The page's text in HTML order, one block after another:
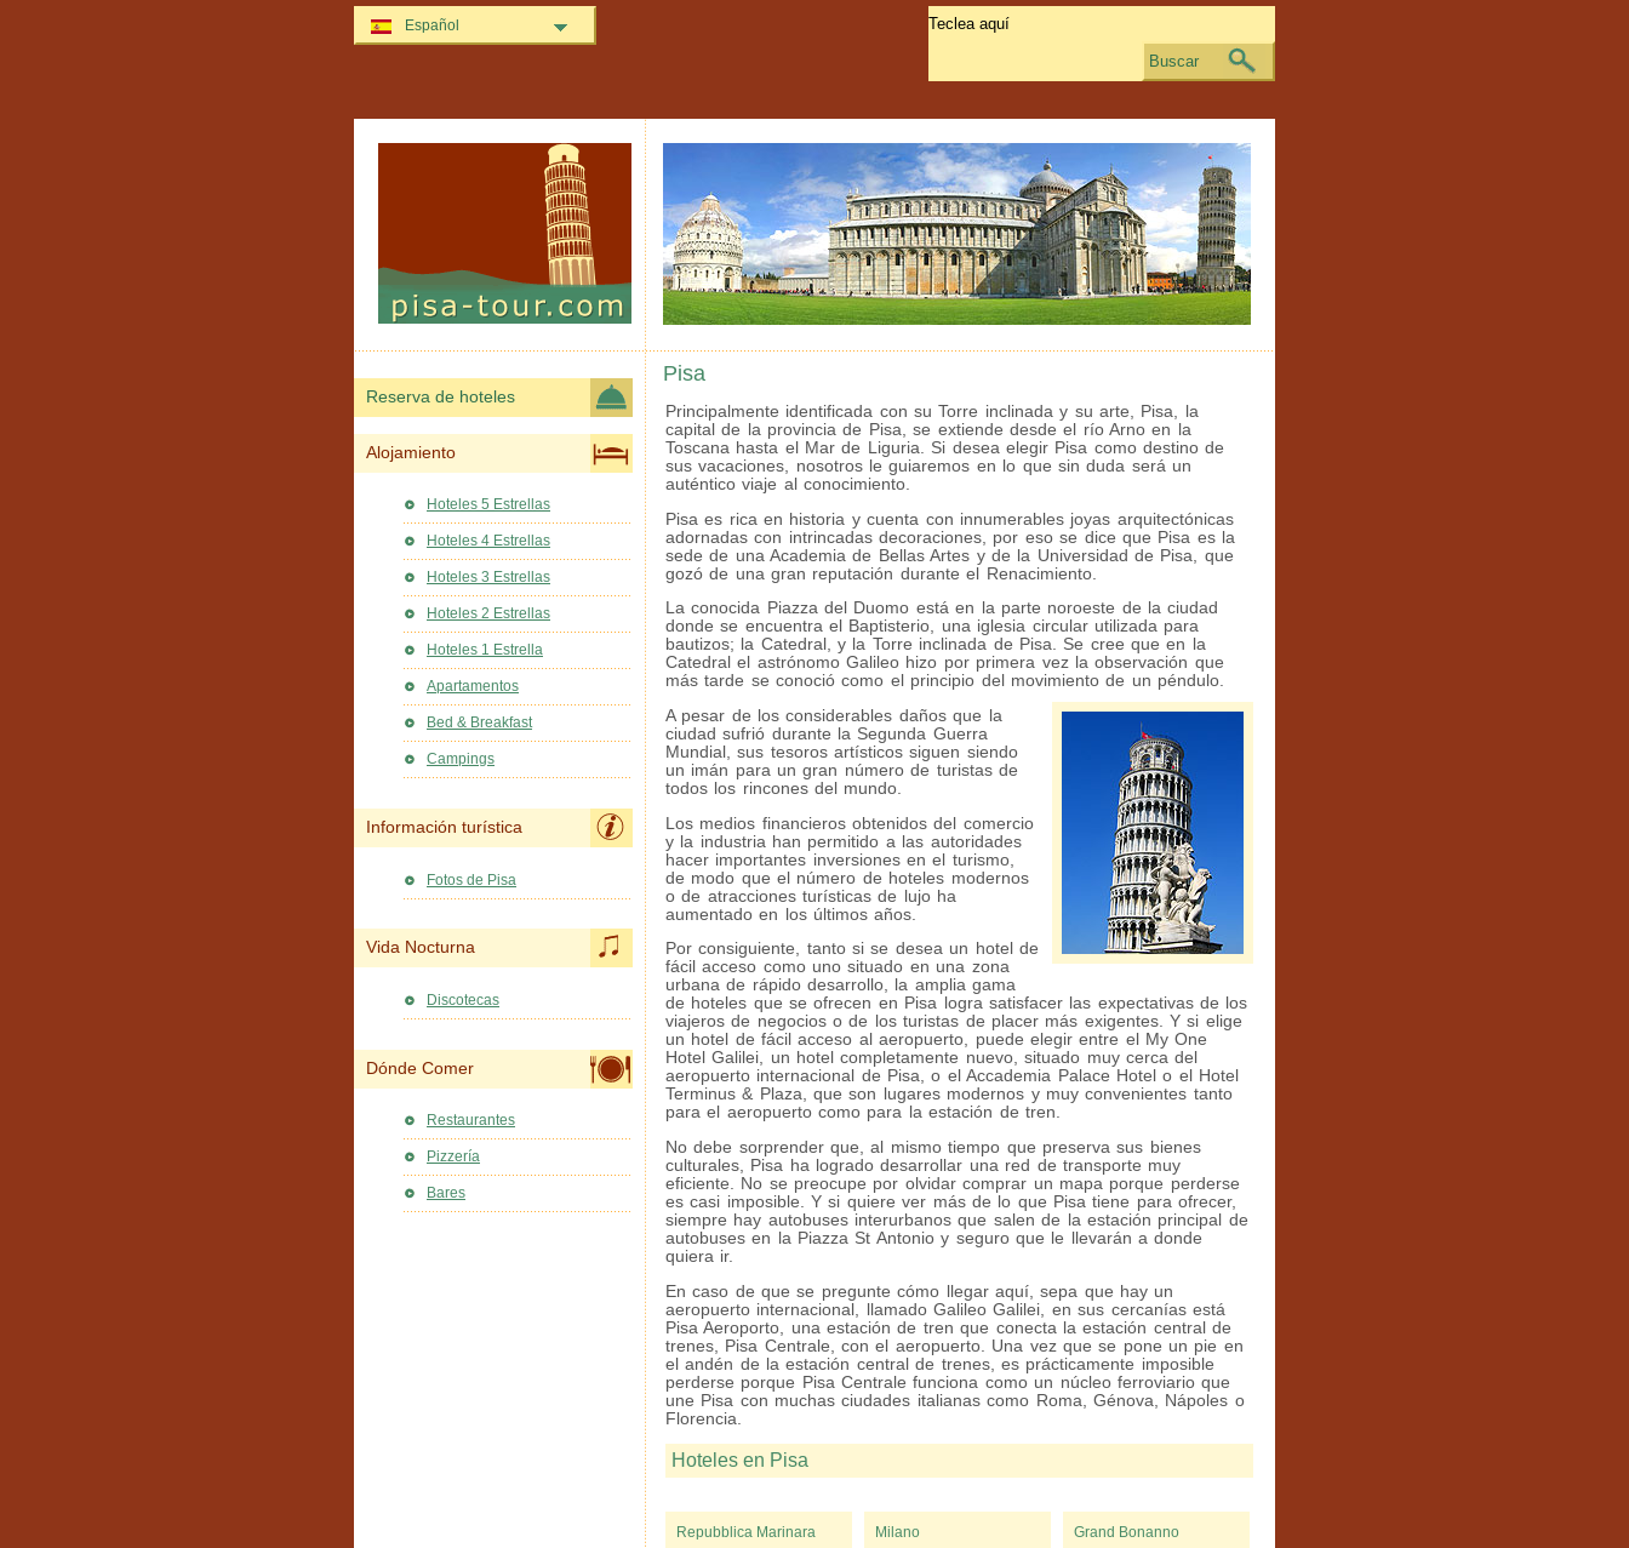
Pisa
Principalmente identificada con su Torre inclinada y su arte, Pisa, la
capital de la provincia de Pisa, se extiende desde el río Arno en la
Toscana hasta el Mar de Liguria. Si desea elegir Pisa como destino de
sus vacaciones, nosotros le guiaremos en lo que sin duda será un
auténtico viaje al conocimiento.
Pisa es rica en historia y cuenta con innumerables joyas arquitectónicas
adornadas con intrincadas decoraciones, por eso se dice que Pisa es la
sede de una Academia de Bellas Artes y de la Universidad de Pisa, que
gozó de una gran reputación durante el Renacimiento.
La conocida Piazza del Duomo está en la parte noroeste de la ciudad
donde se encuentra el Baptisterio, una iglesia circular utilizada para
bautizos; la Catedral, y la Torre inclinada de Pisa. Se cree que en la
Catedral el astrónomo Galileo hizo por primera vez la observación que
más tarde se conoció como el principio del movimiento de un péndulo.
A pesar de los considerables daños que la
ciudad sufrió durante la Segunda Guerra
Mundial, sus tesoros artísticos siguen siendo
un imán para un gran número de turistas de
todos los rincones del mundo.
Los medios financieros obtenidos del comercio
y la industria han permitido a las autoridades
hacer importantes inversiones en el turismo,
de modo que el número de hoteles modernos
o de atracciones turísticas de lujo ha
aumentado en los últimos años.
Por consiguiente, tanto si se desea un hotel de
fácil acceso como uno situado en una zona
urbana de rápido desarrollo, la amplia gama
de hoteles que se ofrecen en Pisa logra satisfacer las expectativas de los
viajeros de negocios o de los turistas de placer más exigentes. Y si elige
un hotel de fácil acceso al aeropuerto, puede elegir entre el My One
Hotel Galilei, un hotel completamente nuevo, situado muy cerca del
aeropuerto internacional de Pisa, o el Accademia Palace Hotel o el Hotel
Terminus & Plaza, que son lugares modernos y muy convenientes tanto
para el aeropuerto como para la estación de tren.
No debe sorprender que, al mismo tiempo que preserva sus bienes
culturales, Pisa ha logrado desarrollar una red de transporte muy
eficiente. No se preocupe por olvidar comprar un mapa porque perderse
es casi imposible. Y si quiere ver más de lo que Pisa tiene para ofrecer,
siempre hay autobuses interurbanos que salen de la estación principal de
autobuses en la Piazza St Antonio y seguro que le llevarán a donde
quiera ir.
En caso de que se pregunte cómo llegar aquí, sepa que hay un
aeropuerto internacional, llamado Galileo Galilei, en sus cercanías está
Pisa Aeroporto, una estación de tren que conecta la estación central de
trenes, Pisa Centrale, con el aeropuerto. Una vez que se pone un pie en
el andén de la estación central de trenes, es prácticamente imposible
perderse porque Pisa Centrale funciona como un núcleo ferroviario que
une Pisa con muchas ciudades italianas como Roma, Génova, Nápoles o
Florencia.
Hoteles en Pisa
Repubblica Marinara Milano Grand Bonanno
Reserva de hoteles
Alojamiento
Hoteles 5 Estrellas
Hoteles 4 Estrellas
Hoteles 3 Estrellas
Hoteles 2 Estrellas
Hoteles 1 Estrella
Apartamentos
Bed & Breakfast
Campings
Información turística
Fotos de Pisa
Vida Nocturna
Discotecas
Dónde Comer
Restaurantes
Pizzería
Bares
Español
Buscar